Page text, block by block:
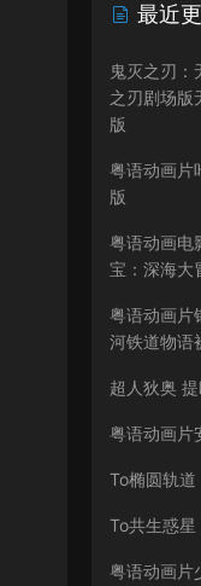
最近
鬼灭之刃：
之刃剧场版
版
粤语动画片
版
粤语动画电
宝：深海大
粤语动画片
河铁道物语
超人狄奥
粤语动画片
To椭圆轨
To共生惑
粤语动画片